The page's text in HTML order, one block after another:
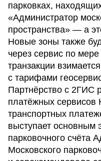
парковках,
«Администратор
пространства» — а
Новые зоны также
через сервис по
транзакции
с тарифами
Партнёрство с 2ГИС
платёжных сервисов
транспортных
выступает основным
парковочного счёта
Московского